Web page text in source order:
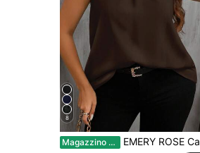
8
Magazzino EU EMERY ROSE Camicia casual senza maniche marrone per donne taglie forti, adatta per l'estate